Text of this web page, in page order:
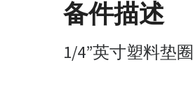
备件描述
1/4”英寸塑料垫圈